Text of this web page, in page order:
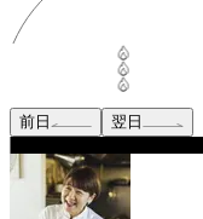
前日 翌日